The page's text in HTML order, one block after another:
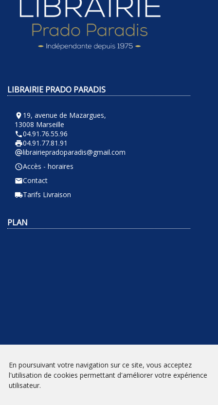
LIBRAIRIE PRADO PARADIS
room 19, avenue de Mazargues,
13008 Marseille
phone04.91.76.55.96
local_printshop04.91.77.81.91
alternate_emaillibrairiepradoparadis@gmail.com
query_builderAccès - horaires
emailContact
local_shippingTarifs Livraison
PLAN
NEWSLETTER
INSCRIPTION
En poursuivant votre navigation sur ce site, vous acceptez
l'utilisation de cookies permettant d'améliorer votre expérience
utilisateur.